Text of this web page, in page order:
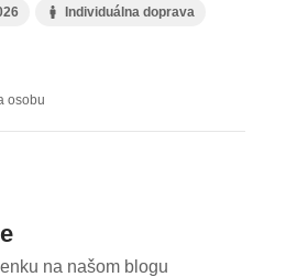
ako región na
a pobyty v prírode, s
Individuálna doprava
osobu
na našom blogu